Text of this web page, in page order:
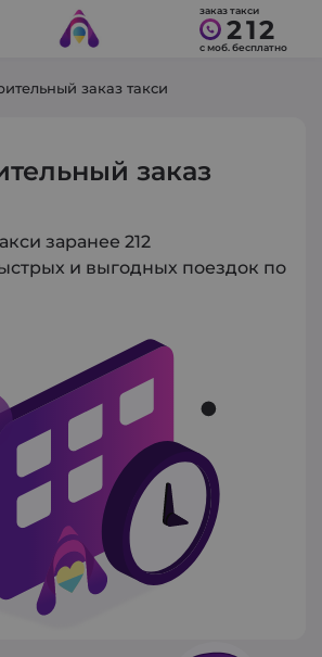
заказ такси
212
с моб. бесплатно
заказ такси
заказ
заранее 212
и выгодных поездок по